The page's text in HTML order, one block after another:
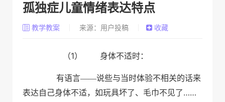
孤独症儿童情绪表达特点
教学教案 来源：用户投稿 收藏
（1） 身体不适时：
有语言——说些与当时体验不相关的话来
表达自己身体不适，如玩具坏了、毛巾不见了……